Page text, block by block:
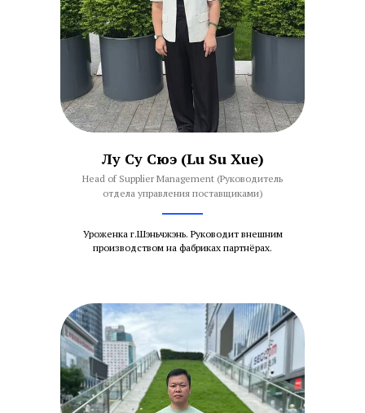
Лу Су Сюэ (Lu Su Xue)
Head of Supplier Management (Руководитель
отдела управления поставщиками)
Уроженка г.Шэньчжэнь. Руководит внешним
производством на фабриках партнёрах.